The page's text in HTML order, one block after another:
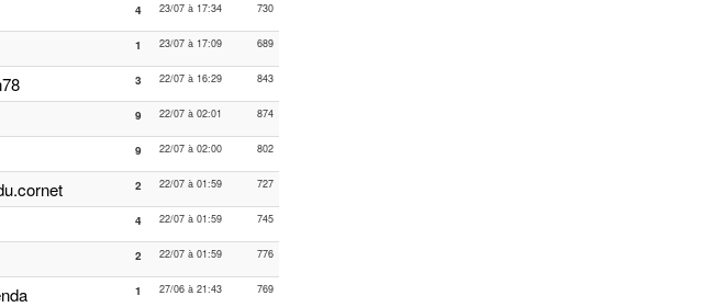
4 23/07 à 17:34 730
1 23/07 à 17:09 689
3 22/07 à 16:29 843
9 22/07 à 02:01 874
9 22/07 à 02:00 802
2 22/07 à 01:59 727
4 22/07 à 01:59 745
2 22/07 à 01:59 776
1 27/06 à 21:43 769